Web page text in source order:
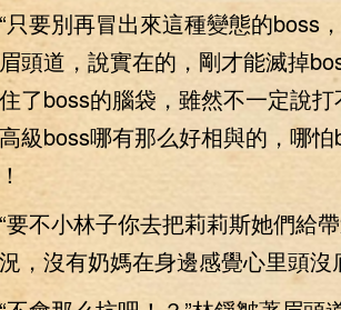
要別再冒出來這種變態的boss
頭道，說實在的，剛才能滅掉
了boss的腦袋，雖然不一定說
級boss哪有那么好相與的，哪
小林子你去把莉莉斯她們給帶
，沒有奶媽在身邊感覺心里頭沒